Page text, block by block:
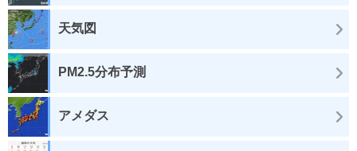
天気図
PM2.5分布予測
アメダス